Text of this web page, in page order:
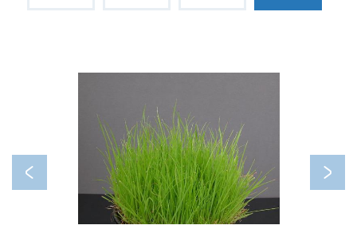
Webinars
Previous Next